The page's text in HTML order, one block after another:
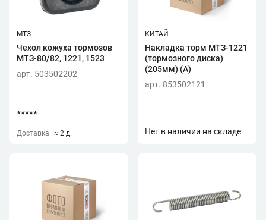
МТЗ
Чехол кожуха тормозов
МТЗ-80/82, 1221, 1523
арт. 503502202
*****
Доставка ≈ 2 д.
КИТАЙ
Накладка торм МТЗ-1221
(тормозного диска)
(205мм) (А)
арт. 853502121
Нет в наличии на складе